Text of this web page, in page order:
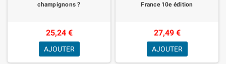
champignons ?
25,24 €
AJOUTER
France 10e édition
27,49 €
AJOUTER